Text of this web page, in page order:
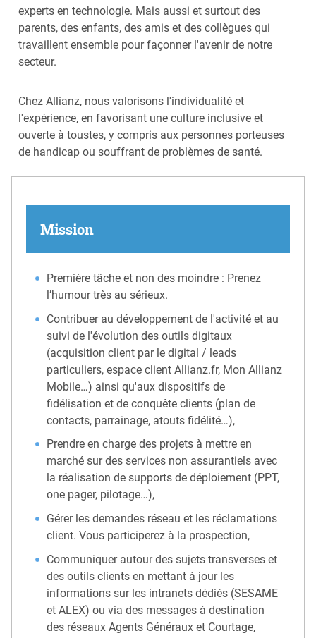
experts en technologie. Mais aussi et surtout des
parents, des enfants, des amis et des collègues qui
travaillent ensemble pour façonner l'avenir de notre
secteur.
Chez Allianz, nous valorisons l'individualité et
l'expérience, en favorisant une culture inclusive et
ouverte à toustes, y compris aux personnes porteuses
de handicap ou souffrant de problèmes de santé.
Mission
Première tâche et non des moindre : Prenez
l’humour très au sérieux.
Contribuer au développement de l'activité et au
suivi de l'évolution des outils digitaux
(acquisition client par le digital / leads
particuliers, espace client Allianz.fr, Mon Allianz
Mobile…) ainsi qu'aux dispositifs de
fidélisation et de conquête clients (plan de
contacts, parrainage, atouts fidélité…),
Prendre en charge des projets à mettre en
marché sur des services non assurantiels avec
la réalisation de supports de déploiement (PPT,
one pager, pilotage…),
Gérer les demandes réseau et les réclamations
client. Vous participerez à la prospection,
Communiquer autour des sujets transverses et
des outils clients en mettant à jour les
informations sur les intranets dédiés (SESAME
et ALEX) ou via des messages à destination
des réseaux Agents Généraux et Courtage,